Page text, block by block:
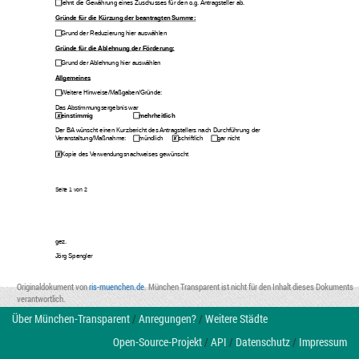
lehnt die Gewährung eines Zuschusses für den o.g. Antragsteller ab.
Gründe für die Kürzung der beantragten Summe:
Grund der Reduzierung hier auswählen
Gründe für die Ablehnung der Förderung:
Grund der Ablehnung hier auswählen
Allgemeines
Weitere Hinweise/Maßgaben/Gründe:
Das Abstimmungsergebnis war
einstimmig
mehrheitlich
Der BA wünscht einen Kurzbericht des Antragstellers nach Durchführung der
Veranstaltung/Maßnahme:
mündlich schriftlich gar nicht
Kopie des Verwendungsnachweises gewünscht
Seite 1 von 2
gez.
Jörg Spengler
Originaldokument vonris-muenchen.de. München Transparent ist nicht für den Inhalt dieses Dokuments
verantwortlich.
Über München-Transparent/Anregungen?/Weitere Städte
Open-Source-Projekt/API / Datenschutz/ Impressum